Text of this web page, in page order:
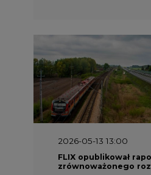
2026-05-13 13:00
FLIX opublikował
zrównoważonego